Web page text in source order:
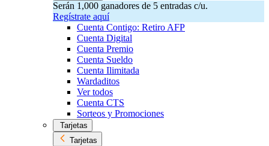
Serán 1,000 ganadores de 5 entradas c/u.
Regístrate aquí
Cuenta Contigo: Retiro AFP
Cuenta Digital
Cuenta Premio
Cuenta Sueldo
Cuenta Ilimitada
Wardaditos
Ver todos
Cuenta CTS
Sorteos y Promociones
Tarjetas
Tarjetas